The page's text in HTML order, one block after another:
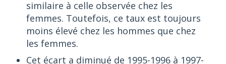
similaire à celle observée chez les
femmes. Toutefois, ce taux est toujours
moins élevé chez les hommes que chez
les femmes.
Cet écart a diminué de 1995-1996 à 1997-